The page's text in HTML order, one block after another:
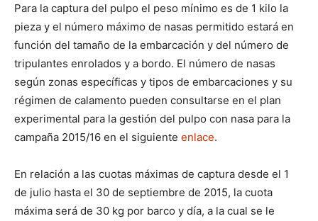
Para la captura del pulpo el peso mínimo es de 1 kilo la
pieza y el número máximo de nasas permitido estará en
función del tamaño de la embarcación y del número de
tripulantes enrolados y a bordo. El número de nasas
según zonas específicas y tipos de embarcaciones y su
régimen de calamento pueden consultarse en el plan
experimental para la gestión del pulpo con nasa para la
campaña 2015/16 en el siguiente enlace.
En relación a las cuotas máximas de captura desde el 1
de julio hasta el 30 de septiembre de 2015, la cuota
máxima será de 30 kg por barco y día, a la cual se le